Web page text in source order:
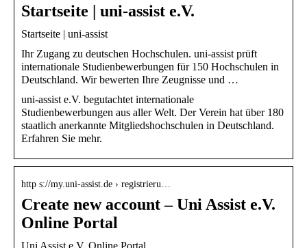
Startseite | uni-assist e.V.
Startseite | uni-assist
Ihr Zugang zu deutschen Hochschulen. uni-assist prüft
internationale Studienbewerbungen für 150 Hochschulen in
Deutschland. Wir bewerten Ihre Zeugnisse und …
uni-assist e.V. begutachtet internationale
Studienbewerbungen aus aller Welt. Der Verein hat über 180
staatlich anerkannte Mitgliedshochschulen in Deutschland.
Erfahren Sie mehr.
http s://my.uni-assist.de › registrieru…
Create new account – Uni Assist e.V.
Online Portal
Uni Assist e.V. Online Portal